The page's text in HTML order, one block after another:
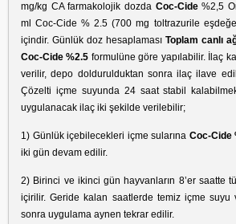
mg/kg CA farmakolojik dozda Coc-Cide%2,5
ml Coc-Cide % 2.5 (700 mg toltrazurile
içindir. Günlük doz hesaplaması Toplam canlı
Coc-Cide %2.5 formulüne göre yapılabilir. İlaç
verilir, depo doldurulduktan sonra ilaç ilave
Çözelti içme suyunda 24 saat stabil
uygulanacak ilaç iki şekilde verilebilir;
1) Günlük içebilecekleri içme sularına Coc-Cide
iki gün devam edilir.
2) Birinci ve ikinci gün hayvanların 8’er saatte
içirilir. Geride kalan saatlerde temiz içme suyu
sonra uygulama aynen tekrar edilir.